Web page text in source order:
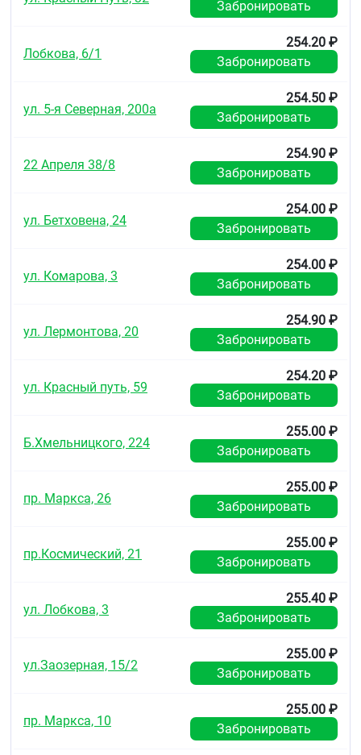
Забронировать
Лобкова, 6/1
254.20 ₽
Забронировать
ул. 5-я Северная, 200а
254.50 ₽
Забронировать
22 Апреля 38/8
254.90 ₽
Забронировать
ул. Бетховена, 24
254.00 ₽
Забронировать
ул. Комарова, 3
254.00 ₽
Забронировать
ул. Лермонтова, 20
254.90 ₽
Забронировать
ул. Красный путь, 59
254.20 ₽
Забронировать
Б.Хмельницкого, 224
255.00 ₽
Забронировать
пр. Маркса, 26
255.00 ₽
Забронировать
пр.Космический, 21
255.00 ₽
Забронировать
ул. Лобкова, 3
255.40 ₽
Забронировать
ул.Заозерная, 15/2
255.00 ₽
Забронировать
пр. Маркса, 10
255.00 ₽
Забронировать